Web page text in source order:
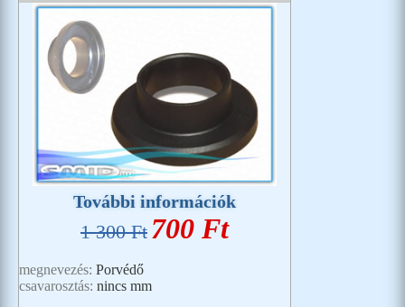
További információk
1 300 Ft 700 Ft
megnevezés: Porvédő
csavarosztás: nincs mm